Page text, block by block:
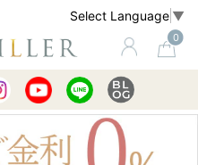
Select Language ▼
0
グガイド 買取